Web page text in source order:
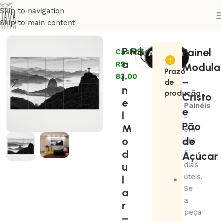
Skip to navigation
Skip to main content
Início Artistas Flavio Veloso
Cashback:
R$
83,00
P
a
i
n
e
l
M
o
d
u
l
a
r
–
R$830,00
Adicionar
ao
carrinho
Prazo
de
produção
Painéis
-
em
até
5
dias
úteis.
Se
a
peça
Painel
–
Cristo
e
Pão
de
Açúcar